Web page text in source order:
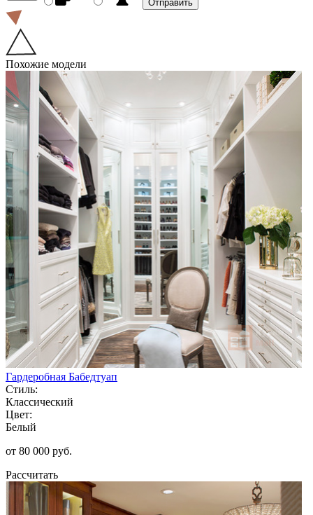
Похожие модели
Гардеробная Бабедтуап
Стиль:
Классический
Цвет:
Белый
от 80 000 руб.
Рассчитать